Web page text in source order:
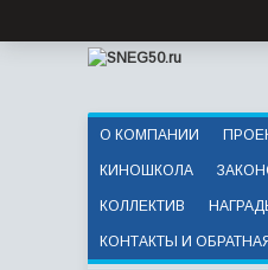
О КОМПАНИИ
КИНОШКОЛА
КОЛЛЕКТИВ
КОНТАКТЫ И